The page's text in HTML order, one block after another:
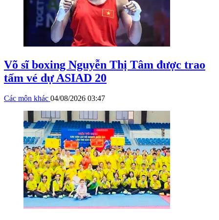
Võ sĩ boxing Nguyễn Thị Tâm được trao
tấm vé dự ASIAD 20
Các môn khác 04/08/2026 03:47